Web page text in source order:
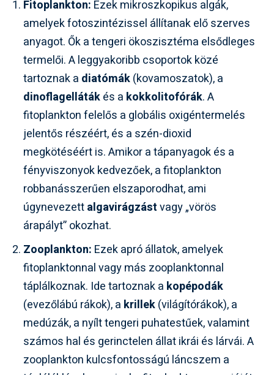
Fitoplankton: Ezek mikroszkopikus algák,
amelyek fotoszintézissel állítanak elő szerves
anyagot. Ők a tengeri ökoszisztéma elsődleges
termelői. A leggyakoribb csoportok közé
tartoznak a diatómák(kovamoszatok), a
dinoflagellátákés a kokkolitofórák. A
fitoplankton felelős a globális oxigéntermelés
jelentős részéért, és a szén-dioxid
megkötéséért is. Amikor a tápanyagok és a
fényviszonyok kedvezőek, a fitoplankton
robbanásszerűen elszaporodhat, ami
úgynevezettalgavirágzástvagy „vörös
árapályt” okozhat.
Zooplankton: Ezek apró állatok, amelyek
fitoplanktonnal vagy más zooplanktonnal
táplálkoznak. Ide tartoznak a kopépodák
(evezőlábú rákok), a krillek(világítórákok), a
medúzák, a nyílt tengeri puhatestűek, valamint
számos hal és gerinctelen állat ikrái és lárvái. A
zooplankton kulcsfontosságú láncszem a